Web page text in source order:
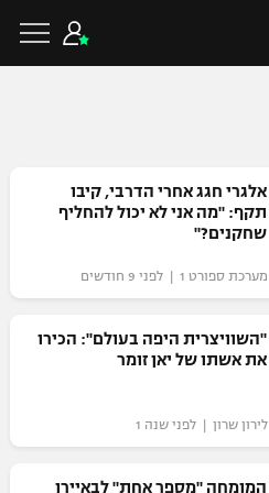
אלגרי חגג אחרי הדרבי, קיבו
תקף: "מה אני לא יכול להחליף
שחקנים?"
מערכת ספורט 1 | לפני 9 חודשים
"השוויצרית היפה בעולם": הכירו
את אשתו של יאן זומר‎
לירון שרון | לפני שנה 1
המומחה "מספר אחת" לבאיירן